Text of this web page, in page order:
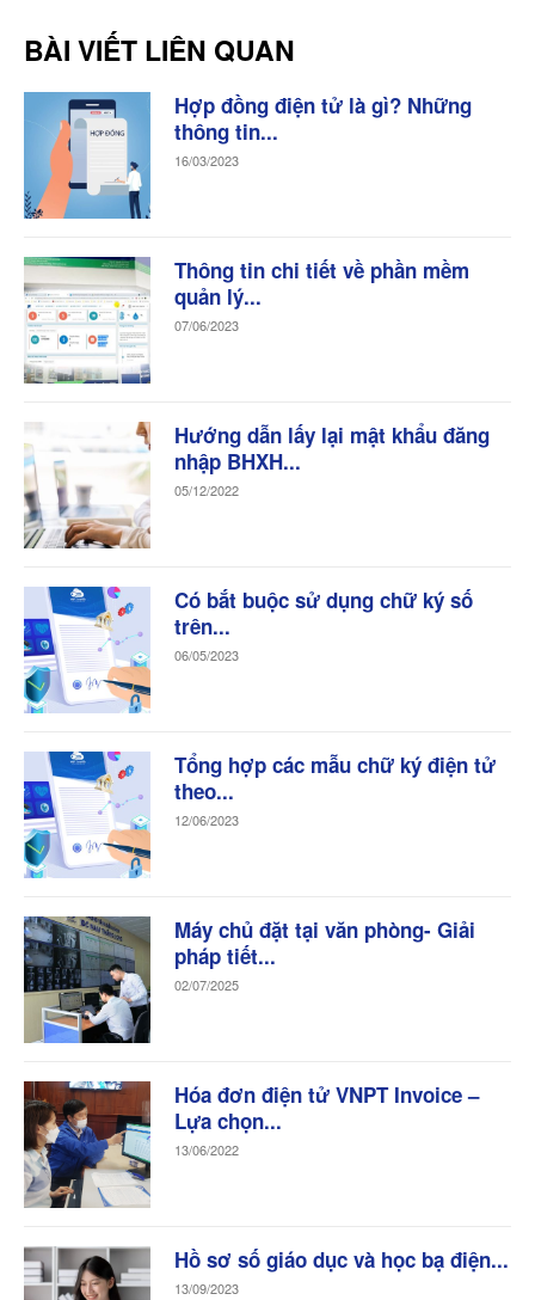
BÀI VIẾT LIÊN QUAN
Hợp đồng điện tử là gì? Những
thông tin...
16/03/2023
Thông tin chi tiết về phần mềm
quản lý...
07/06/2023
Hướng dẫn lấy lại mật khẩu đăng
nhập BHXH...
05/12/2022
Có bắt buộc sử dụng chữ ký số
trên...
06/05/2023
Tổng hợp các mẫu chữ ký điện tử
theo...
12/06/2023
Máy chủ đặt tại văn phòng- Giải
pháp tiết...
02/07/2025
Hóa đơn điện tử VNPT Invoice –
Lựa chọn...
13/06/2022
Hồ sơ số giáo dục và học bạ điện...
13/09/2023